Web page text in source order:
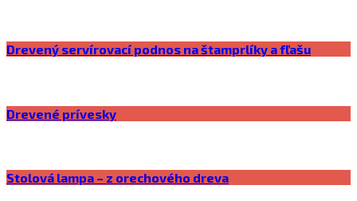
Drevený servírovací podnos na štamprlíky a fľašu
Drevené prívesky
Stolová lampa – z orechového dreva